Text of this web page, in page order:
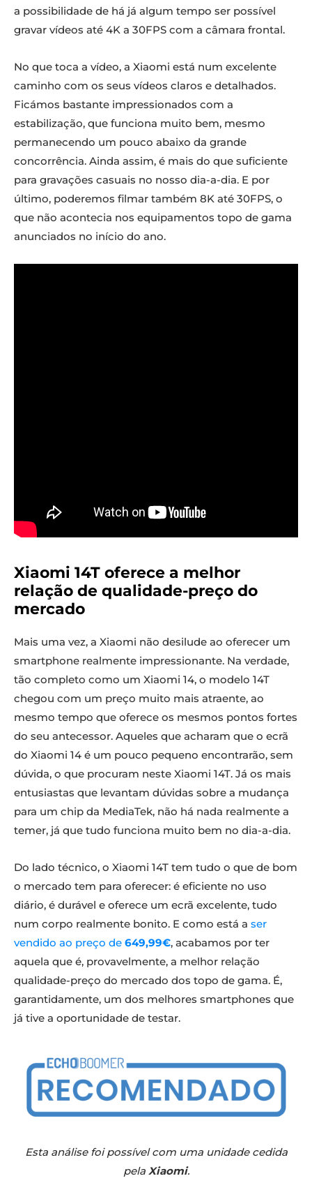
a possibilidade de há já algum tempo ser possível
gravar vídeos até 4K a 30FPS com a câmara frontal.
No que toca a vídeo, a Xiaomi está num excelente
caminho com os seus vídeos claros e detalhados.
Ficámos bastante impressionados com a
estabilização, que funciona muito bem, mesmo
permanecendo um pouco abaixo da grande
concorrência. Ainda assim, é mais do que suficiente
para gravações casuais no nosso dia-a-dia. E por
último, poderemos filmar também 8K até 30FPS, o
que não acontecia nos equipamentos topo de gama
anunciados no início do ano.
Xiaomi 14T oferece a melhor
relação de qualidade-preço do
mercado
Mais uma vez, a Xiaomi não desilude ao oferecer um
smartphone realmente impressionante. Na verdade,
tão completo como um Xiaomi 14, o modelo 14T
chegou com um preço muito mais atraente, ao
mesmo tempo que oferece os mesmos pontos fortes
do seu antecessor. Aqueles que acharam que o ecrã
do Xiaomi 14 é um pouco pequeno encontrarão, sem
dúvida, o que procuram neste Xiaomi 14T. Já os mais
entusiastas que levantam dúvidas sobre a mudança
para um chip da MediaTek, não há nada realmente a
temer, já que tudo funciona muito bem no dia-a-dia.
Do lado técnico, o Xiaomi 14T tem tudo o que de bom
o mercado tem para oferecer: é eficiente no uso
diário, é durável e oferece um ecrã excelente, tudo
num corpo realmente bonito. E como está a ser
vendido ao preço de 649,99€, acabamos por ter
aquela que é, provavelmente, a melhor relação
qualidade-preço do mercado dos topo de gama. É,
garantidamente, um dos melhores smartphones que
já tive a oportunidade de testar.
Esta análise foi possível com uma unidade cedida
pela Xiaomi.